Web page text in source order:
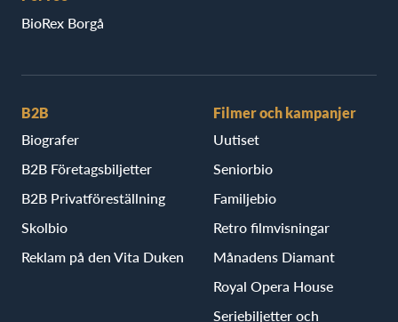
BioRex Borgå
B2B
Biografer
B2B Företagsbiljetter
B2B Privatföreställning
Skolbio
Reklam på den Vita Duken
Filmer och kampanjer
Uutiset
Seniorbio
Familjebio
Retro filmvisningar
Månadens Diamant
Royal Opera House
Seriebiljetter och